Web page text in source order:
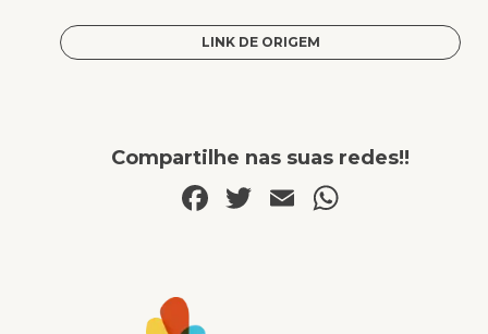
LINK DE ORIGEM
Compartilhe nas suas redes!!
Facebook
Twitter
Email